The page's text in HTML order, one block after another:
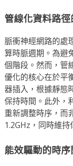
管線化資料路
脈衝神經網路的處
算時脈週期。為避
個階段。然而，管
優化的核心在於平
器插入，根據靜態
保持時間。此外，
重新調整時序，而
1.2GHz，同時維
能效驅動的時